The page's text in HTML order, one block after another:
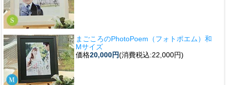
まごころのPhotoPoem（フォトポエム）和
Mサイズ
価格20,000円(消費税込:22,000円)